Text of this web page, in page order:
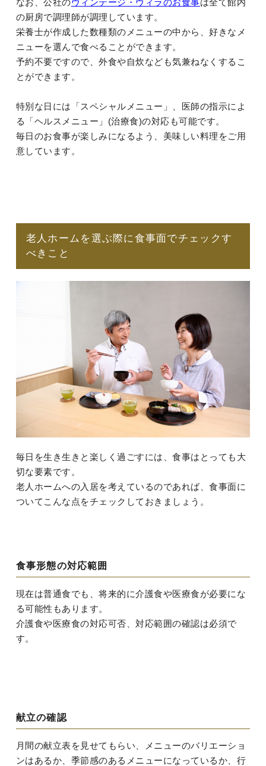
の厨房で調理師が調理しています。
栄養士が作成した数種類のメニューの中から、好きなメ
ニューを選んで食べることができます。
予約不要ですので、外食や自炊なども気兼ねなくするこ
とができます。
特別な日には「スペシャルメニュー」、医師の指示によ
る「ヘルスメニュー」(治療食)の対応も可能です。
毎日のお食事が楽しみになるよう、美味しい料理をご用
意しています。
老人ホームを選ぶ際に食事面でチェックす
べきこと
毎日を生き生きと楽しく過ごすには、食事はとっても大
切な要素です。
老人ホームへの入居を考えているのであれば、食事面に
ついてこんな点をチェックしておきましょう。
食事形態の対応範囲
現在は普通食でも、将来的に介護食や医療食が必要にな
る可能性もあります。
介護食や医療食の対応可否、対応範囲の確認は必須で
す。
献立の確認
月間の献立表を見せてもらい、メニューのバリエーショ
ンはあるか、季節感のあるメニューになっているか、行